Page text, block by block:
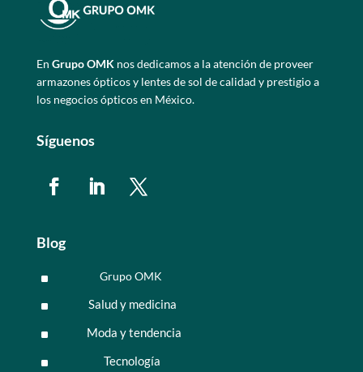
En Grupo OMKnos dedicamos a la atención de proveer
armazones ópticos y lentes de sol de calidad y prestigio a
los negocios ópticos en México.
Síguenos
Blog
^ Grupo OMK
^ Salud y medicina
^ Moda y tendencia
^ Tecnología